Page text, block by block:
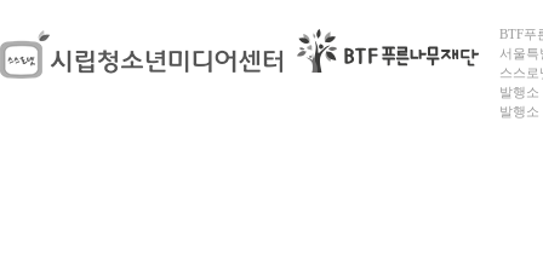
BTF푸
서울
스스로
발행소
발행소